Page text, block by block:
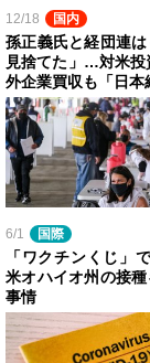
12/18 国内
孫正義氏と経団連
見捨てた」…対米投
外企業買収も「日
6/1 国際
「ワクチンくじ」
米オハイオ州の接
事情